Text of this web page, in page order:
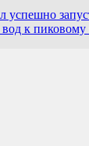
успешно
к пиковому